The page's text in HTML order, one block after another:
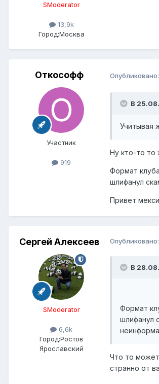
SModerator
13,9k
Город:Москва
Откософф
Участник
919
Опубликовано:
В
Учитывая
Ну кто-то то
Формат
шлифанул
Привет
Сергей Алексеев
SModerator
6,6k
Город:Ростов
Ярославский
Опубликовано:
В
Формат
шлифанул
Что то
странно от